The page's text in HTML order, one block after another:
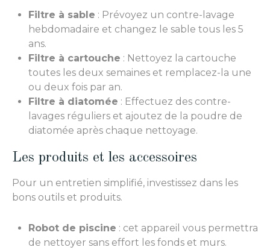
Filtre à sable : Prévoyez un contre-lavage
hebdomadaire et changez le sable tous les 5
ans.
Filtre à cartouche : Nettoyez la cartouche
toutes les deux semaines et remplacez-la une
ou deux fois par an.
Filtre à diatomée : Effectuez des contre-
lavages réguliers et ajoutez de la poudre de
diatomée après chaque nettoyage.
Les produits et les accessoires
Pour un entretien simplifié, investissez dans les
bons outils et produits.
Robot de piscine : cet appareil vous permettra
de nettoyer sans effort les fonds et murs.